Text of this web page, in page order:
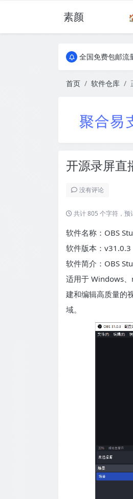
素颜
全国免费包邮流
全国免费包邮流
首页
软件仓库
开源录屏直
没有评论
共计 805 个字符，预
软件名称：OBS
软件版本：v31.0.3
软件简介：OBS
适用于 Windows
建和编辑高质量的
域。